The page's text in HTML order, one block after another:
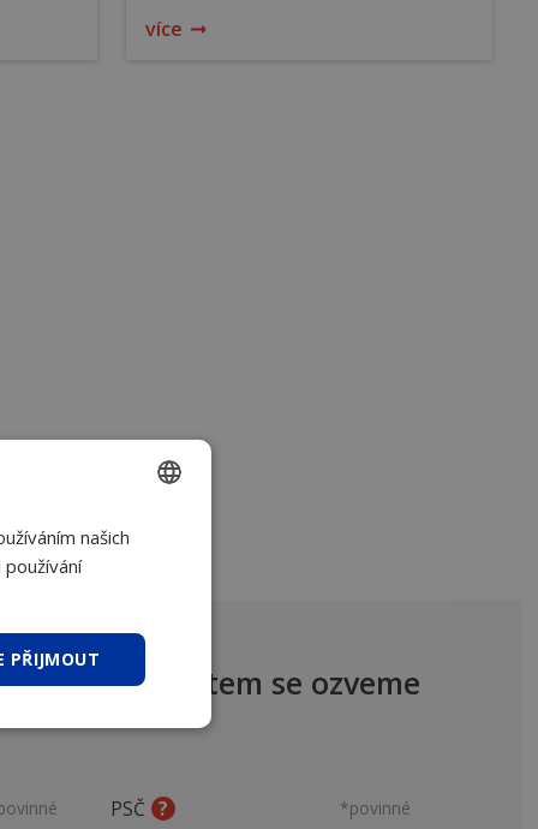
více
nám a obratem se ozveme
PSČ *povinné
CZECH
našich
PŘIJMOUT